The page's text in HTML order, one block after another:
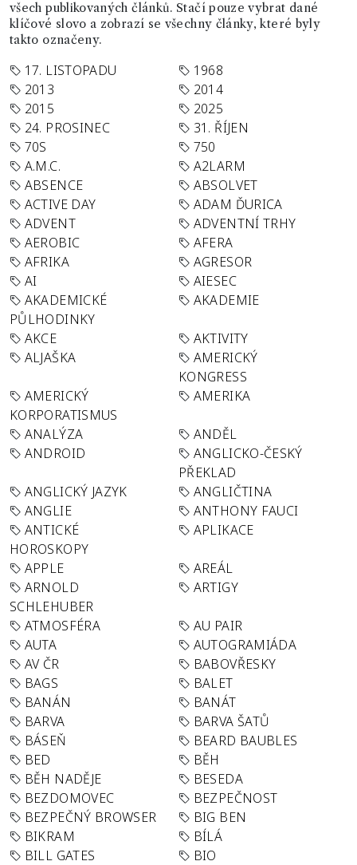
všech publikovaných článků. Stačí pouze vybrat dané
klíčové slovo a zobrazí se všechny články, které byly
takto označeny.
17. LISTOPADU
1968
2013
2014
2015
2025
24. PROSINEC
31. ŘÍJEN
70S
750
A.M.C.
A2LARM
ABSENCE
ABSOLVET
ACTIVE DAY
ADAM ĎURICA
ADVENT
ADVENTNÍ TRHY
AEROBIC
AFERA
AFRIKA
AGRESOR
AI
AIESEC
AKADEMICKÉ
PŮLHODINKY
AKADEMIE
AKCE
AKTIVITY
ALJAŠKA
AMERICKÝ
KONGRESS
AMERICKÝ
KORPORATISMUS
AMERIKA
ANALÝZA
ANDĚL
ANDROID
ANGLICKO-ČESKÝ
PŘEKLAD
ANGLICKÝ JAZYK
ANGLIČTINA
ANGLIE
ANTHONY FAUCI
ANTICKÉ
HOROSKOPY
APLIKACE
APPLE
AREÁL
ARNOLD
SCHLEHUBER
ARTIGY
ATMOSFÉRA
AU PAIR
AUTA
AUTOGRAMIÁDA
AV ČR
BABOVŘESKY
BAGS
BALET
BANÁN
BANÁT
BARVA
BARVA ŠATŮ
BÁSEŇ
BEARD BAUBLES
BED
BĚH
BĚH NADĚJE
BESEDA
BEZDOMOVEC
BEZPEČNOST
BEZPEČNÝ BROWSER
BIG BEN
BIKRAM
BÍLÁ
BILL GATES
BIO